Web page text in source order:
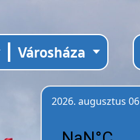
Városháza
2026. augusztus 06